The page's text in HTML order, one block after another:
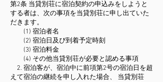
第2条 当貸別荘に宿泊契約の申込みをしようと
する者は、次の事項を当貸別荘に申し出ていた
だきます。
(1) 宿泊者名
(2) 宿泊日及び到着予定時刻
(3) 宿泊料金
(4) その他当貸別荘が必要と認める事項
2. 宿泊客が、宿泊中に前項第2号の宿泊日を超
えて宿泊の継続を申し入れた場合、 当貸別荘